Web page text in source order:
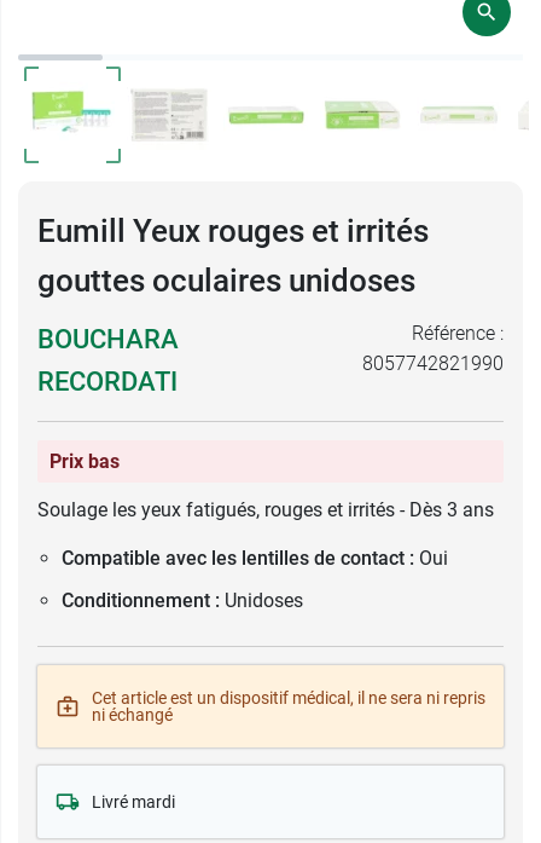
Eumill Yeux rouges et irrités
gouttes oculaires unidoses
BOUCHARA
RECORDATI
Référence :
8057742821990
Prix bas
Soulage les yeux fatigués, rouges et irrités - Dès 3 ans
Compatible avec les lentilles de contact : Oui
Conditionnement : Unidoses
Cet article est un dispositif médical, il ne sera ni repris
ni échangé
Livré mardi